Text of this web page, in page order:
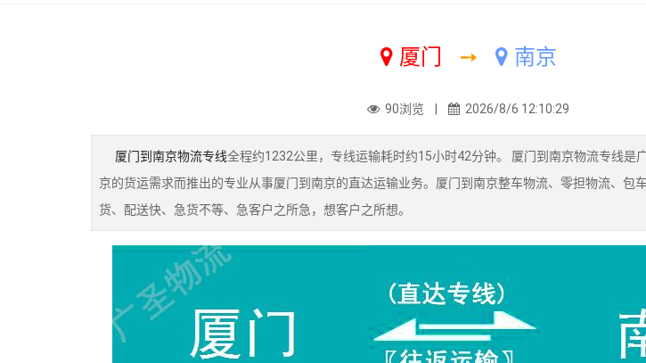
厦门 ➙ 南京
90浏览 | 2026/8/6 12:10:29
厦门到南京物流专线全程约1232公里，专线运输耗时约15小时42分钟。 厦门到南京物流专线是
京的货运需求而推出的专业从事厦门到南京的直达运输业务。厦门到南京整车物流、零担物流、包
货、配送快、急货不等、急客户之所急，想客户之所想。